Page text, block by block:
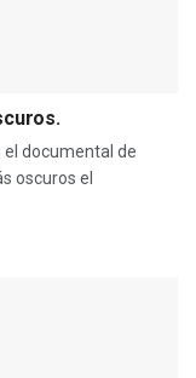
el documental de
oscuros el